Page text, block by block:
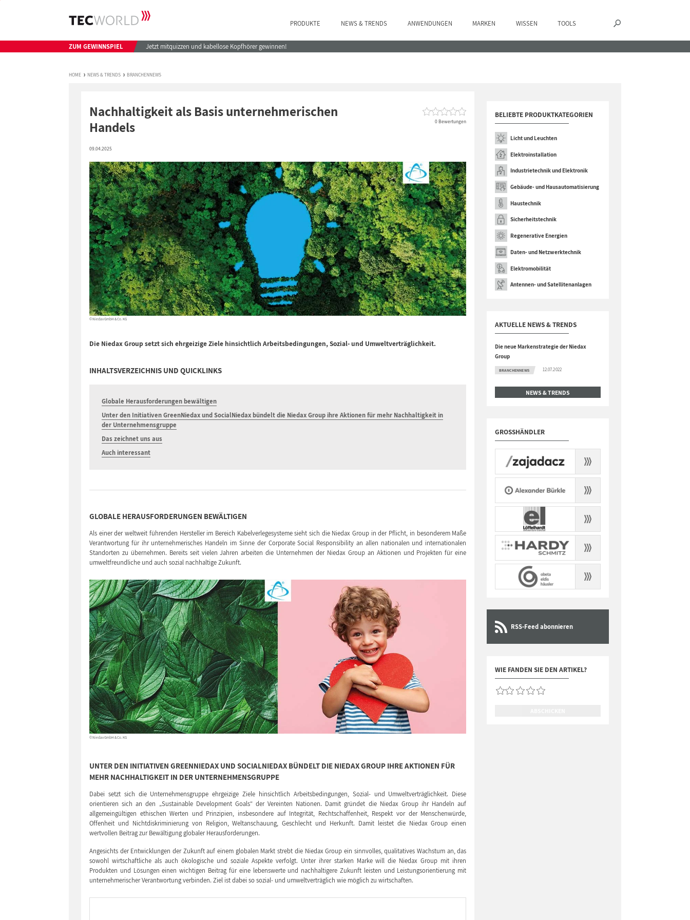
PRODUKTE NEWS & TRENDS ANWENDUNGEN MARKEN WISSEN TOOLS
ZUM GEWINNSPIEL Jetzt mitquizzen und kabellose Kopfhörer gewinnen!
HOME NEWS & TRENDS BRANCHENNEWS
0 Bewertungen
Nachhaltigkeit als Basis unternehmerischen
Handels
09.04.2025
© Niedax GmbH & Co. KG
Die Niedax Group setzt sich ehrgeizige Ziele hinsichtlich Arbeitsbedingungen, Sozial- und Umweltverträglichkeit.
INHALTSVERZEICHNIS UND QUICKLINKS
Globale Herausforderungen bewältigen
Unter den Initiativen GreenNiedax und SocialNiedax bündelt die Niedax Group ihre Aktionen für mehr Nachhaltigkeit in
der Unternehmensgruppe
Das zeichnet uns aus
Auch interessant
GLOBALE HERAUSFORDERUNGEN BEWÄLTIGEN
Als einer der weltweit führenden Hersteller im Bereich Kabelverlegesysteme sieht sich die Niedax Group in der Pflicht, in besonderem Maße
Verantwortung für ihr unternehmerisches Handeln im Sinne der Corporate Social Responsibility an allen nationalen und internationalen
Standorten zu übernehmen. Bereits seit vielen Jahren arbeiten die Unternehmen der Niedax Group an Aktionen und Projekten für eine
umweltfreundliche und auch sozial nachhaltige Zukunft.
© Niedax GmbH & Co. KG
UNTER DEN INITIATIVEN GREENNIEDAX UND SOCIALNIEDAX BÜNDELT DIE NIEDAX GROUP IHRE AKTIONEN FÜR
MEHR NACHHALTIGKEIT IN DER UNTERNEHMENSGRUPPE
Dabei setzt sich die Unternehmensgruppe ehrgeizige Ziele hinsichtlich Arbeitsbedingungen, Sozial- und Umweltverträglichkeit. Diese
orientieren sich an den „Sustainable Development Goals“ der Vereinten Nationen. Damit gründet die Niedax Group ihr Handeln auf
allgemeingültigen ethischen Werten und Prinzipien, insbesondere auf Integrität, Rechtschaffenheit, Respekt vor der Menschenwürde,
Offenheit und Nichtdiskriminierung von Religion, Weltanschauung, Geschlecht und Herkunft. Damit leistet die Niedax Group einen
wertvollen Beitrag zur Bewältigung globaler Herausforderungen.
Angesichts der Entwicklungen der Zukunft auf einem globalen Markt strebt die Niedax Group ein sinnvolles, qualitatives Wachstum an, das
sowohl wirtschaftliche als auch ökologische und soziale Aspekte verfolgt. Unter ihrer starken Marke will die Niedax Group mit ihren
Produkten und Lösungen einen wichtigen Beitrag für eine lebenswerte und nachhaltigere Zukunft leisten und Leistungsorientierung mit
unternehmerischer Verantwortung verbinden. Ziel ist dabei so sozial- und umweltverträglich wie möglich zu wirtschaften.
BELIEBTE PRODUKTKATEGORIEN
Licht und Leuchten
Elektroinstallation
Industrietechnik und Elektronik
Gebäude- und Hausautomatisierung
Haustechnik
Sicherheitstechnik
Regenerative Energien
Daten- und Netzwerktechnik
Elektromobilität
Antennen- und Satellitenanlagen
AKTUELLE NEWS & TRENDS
Die neue Markenstrategie der Niedax
Group
BRANCHENNEWS 12.07.2022
NEWS & TRENDS
GROSSHÄNDLER
RSS-Feed abonnieren
WIE FANDEN SIE DEN ARTIKEL?